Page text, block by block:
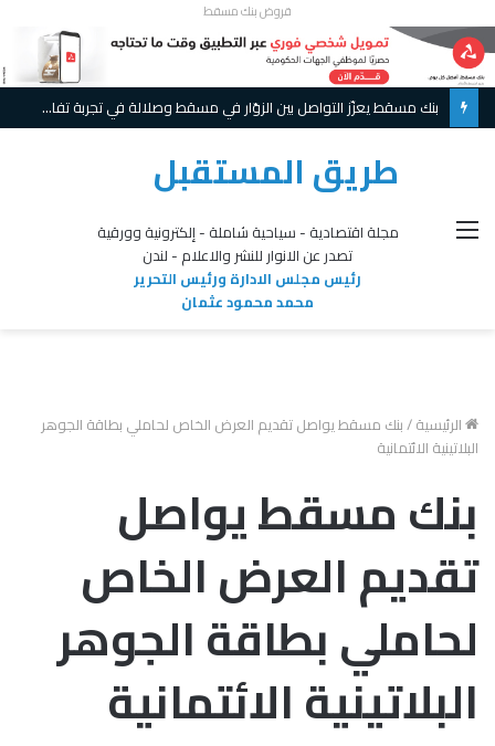
قروض بنك مسقط
بنك مسقط يعزّز التواصل بين الزوّار في مسقط وصلالة في تجربة تفاعلية مبتكرة ويواصل تقديم عروض حصريّة خلال موسم الخريف
طريق المستقبل
مجلة اقتصادية - سياحية شاملة - إلكترونية وورقية
تصدر عن الانوار للنشر والاعلام - لندن
رئيس مجلس الادارة ورئيس التحرير
محمد محمود عثمان
القائمة
الرئيسية/بنك مسقط يواصل تقديم العرض الخاص لحاملي بطاقة الجوهر
البلاتينية الائتمانية
بنك مسقط يواصل
تقديم العرض الخاص
لحاملي بطاقة الجوهر
البلاتينية الائتمانية